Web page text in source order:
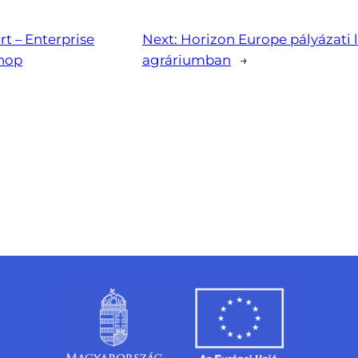
– Enterprise
Next: Horizon Europe pályázati
agráriumban
→